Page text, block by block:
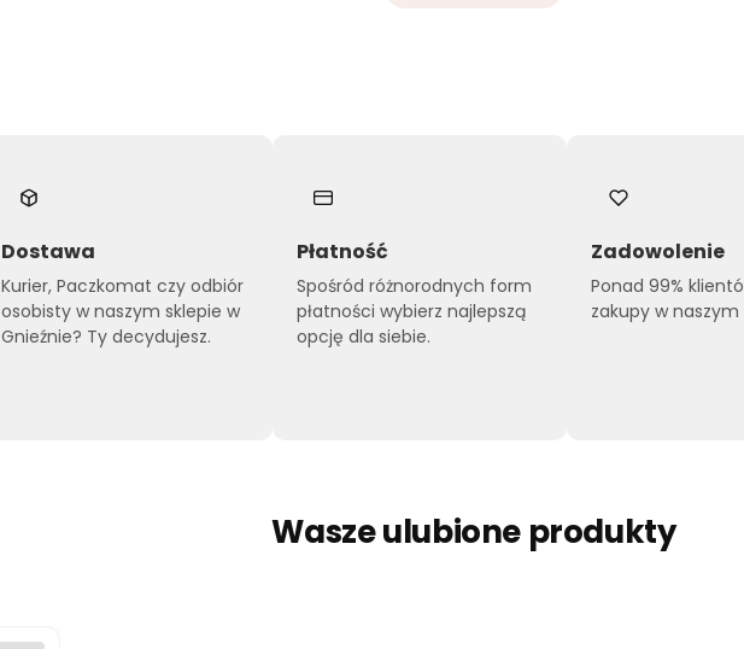
Dostawa
Kurier, Paczkomat czy odbiór
osobisty w naszym sklepie w
Gnieźnie? Ty decydujesz.
Płatność
Spośród różnorodnych form
płatności wybierz najlepszą
opcję dla siebie.
Zadowolenie
Ponad 99%
zakupy w naszym
Wasze ulubione produkty